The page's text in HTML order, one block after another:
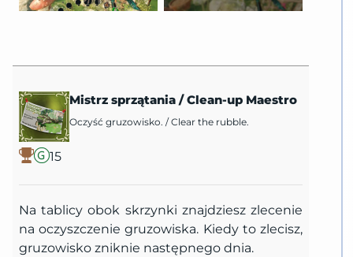
15
Mistrz sprzątania /Clean-up Maestro
Oczyść gruzowisko. /Clear the rubble.
Na tablicy obok skrzynki znajdziesz zlecenie
na oczyszczenie gruzowiska. Kiedy to zlecisz,
gruzowisko zniknie następnego dnia.